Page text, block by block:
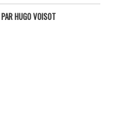
PARHUGO VOISOT